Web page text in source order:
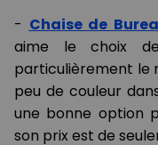
- Chaise de
aime le choix
particulièrement le
peu de couleur
une bonne option
son prix est de